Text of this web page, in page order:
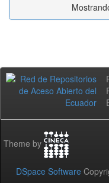
Theme by
DSpace Software